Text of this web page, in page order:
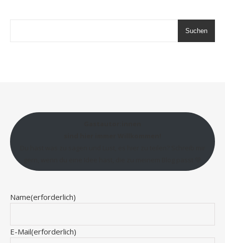
Suchen
Name(erforderlich)
E-Mail(erforderlich)